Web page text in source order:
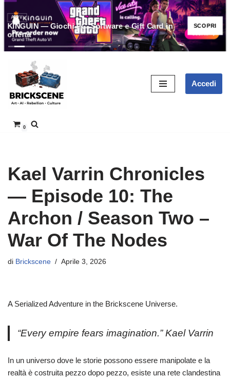
ADV
KINGUIN — Giochi PC, Software e Gift Card in
offerta
SCOPRI
Vai
al
contenuto
Accedi
0
Kael Varrin Chronicles
— Episode 10: The
Archon / Season Two –
War Of The Nodes
di Brickscene Aprile 3, 2026
A Serialized Adventure in the Brickscene Universe.
“Every empire fears imagination.” Kael Varrin
In un universo dove le storie possono essere manipolate e la
realtà è costruita pezzo dopo pezzo, esiste una rete clandestina